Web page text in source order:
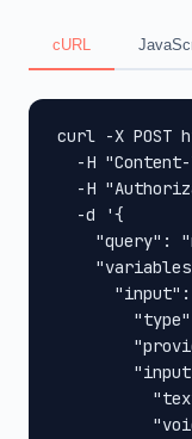
cURL
curl -X POST
-H
-H
  -d '{
"query":